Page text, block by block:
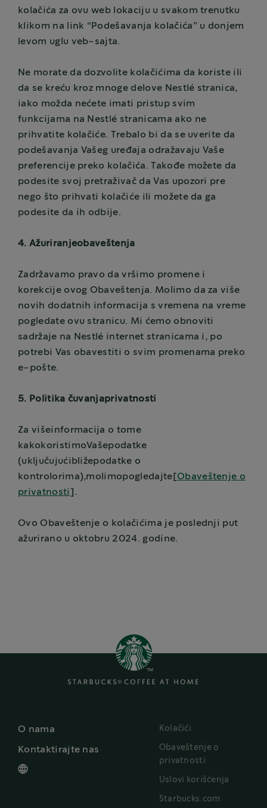
kolačića za ovu web lokaciju u svakom trenutku
klikom na link “Podešavanja kolačića” u donjem
levom uglu veb-sajta.
Ne morate da dozvolite kolačićima da koriste ili
da se kreću kroz mnoge delove Nestlé stranica,
iako možda nećete imati pristup svim
funkcijama na Nestlé stranicama ako ne
prihvatite kolačiće. Trebalo bi da se uverite da
podešavanja Vašeg uređaja odražavaju Vaše
preferencije preko kolačića. Takođe možete da
podesite svoj pretraživač da Vas upozori pre
nego što prihvati kolačiće ili možete da ga
podesite da ih odbije.
4. Ažuriranjeobaveštenja
Zadržavamo pravo da vršimo promene i
korekcije ovog Obaveštenja. Molimo da za više
novih dodatnih informacija s vremena na vreme
pogledate ovu stranicu. Mi ćemo obnoviti
sadržaje na Nestlé internet stranicama i, po
potrebi Vas obavestiti o svim promenama preko
e-pošte.
5. Politika čuvanjaprivatnosti
Za višeinformacija o tome
kakokoristimoVašepodatke
(uključujućibližepodatke o
kontrolorima),molimopogledajte[Obaveštenje o
privatnosti ].
Ovo Obaveštenje o kolačićima je poslednji put
ažurirano u oktobru 2024. godine.
O nama
Kontaktirajte nas
Kolačići
Obaveštenje o
privatnosti
Uslovi korišćenja
Starbucks.com